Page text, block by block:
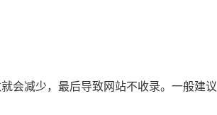
会减少，最后导致网站不收录。一般建议